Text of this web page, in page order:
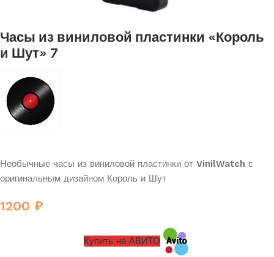
Часы из виниловой пластинки «Король
и Шут» 7
Необычные часы из виниловой пластинки от VinilWatch с
оригинальным дизайном Король и Шут
1200 ₽
Купить на АВИТО